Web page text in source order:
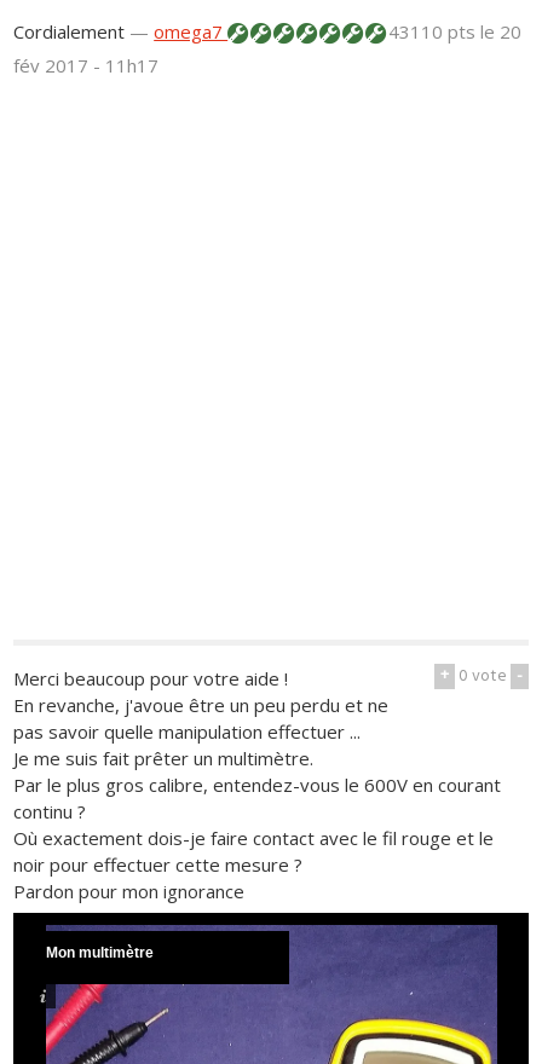
Cordialement —omega7 43110 ptsle 20
fév 2017 - 11h17
+ 0vote -
Merci beaucoup pour votre aide !
En revanche, j'avoue être un peu perdu et ne
pas savoir quelle manipulation effectuer ...
Je me suis fait prêter un multimètre.
Par le plus gros calibre, entendez-vous le 600V en courant
continu ?
Où exactement dois-je faire contact avec le fil rouge et le
noir pour effectuer cette mesure ?
Pardon pour mon ignorance
Mon multimètre